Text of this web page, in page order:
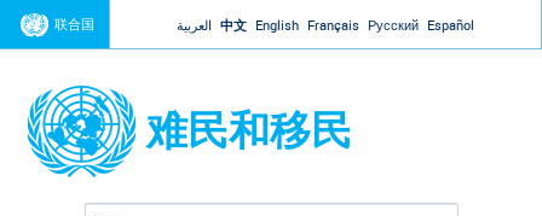
Jump to navigation
联合国 العربية 中文 English Français Русский Español
难民和移民
搜